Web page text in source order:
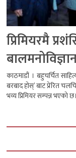
प्रिमियरमै
काठमाडौं । बहुचर्चित
बरबाद होस्’ बाट प्रेरित
भव्य प्रिमियर सम्पन्न भएको